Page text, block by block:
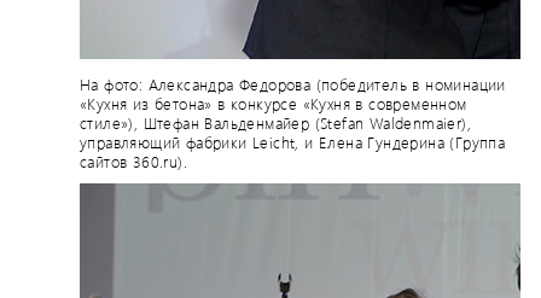
На фото: Александра Федорова (победитель в номинации
«Кухня из бетона» в конкурсе «Кухня в современном
стиле»), Штефан Вальденмайер (Stefan Waldenmaier),
управляющий фабрики Leicht, и Елена Гундерина (Группа
сайтов 360.ru).